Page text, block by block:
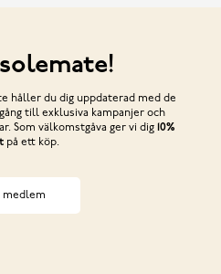
håller du dig uppdaterad med de
till exklusiva kampanjer och
Som välkomstgåva ger vi dig 10%
på ett köp.
medlem